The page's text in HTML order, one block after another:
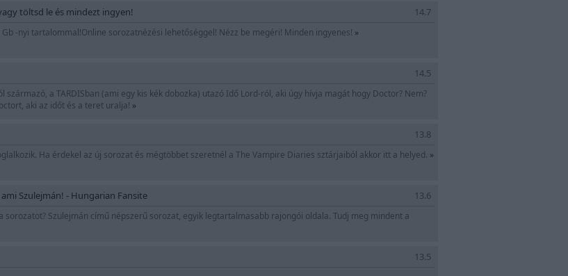
14.7
töltsd le és mindezt ingyen!
-nyi tartalommal!Online sorozatnézési lehetőséggel! Nézz be megéri! Minden ingyenes! »
14.5
a TARDISban (ami egy kis kék dobozka) utazó Idő Lord-ról, aki úgy hívja magát hogy Doctor? Nem?
aki az időt és a teret uralja! »
13.8
Ha érdekel az új sorozat és mégtöbbet szeretnél a The Vampire Diaries sztárjaiból akkor itt a helyed. »
13.6
ami Szulejmán! - Hungarian Fansite
a sorozatot? Szulejmán című népszerű sorozat, egyik legtartalmasabb rajongói oldala. Tudj meg mindent a
13.5